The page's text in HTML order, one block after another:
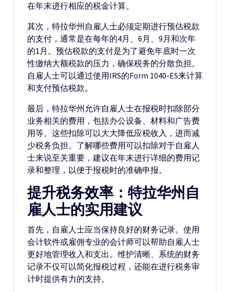
在年末进行相应的税金计算。
其次，特拉华州自雇人士必须定期进行预估税款
的支付，通常是在每年的4月、6月、9月和次年
的1月。预估税款的支付是为了避免年底时一次
性缴纳大额税款的压力，确保税务的分散负担。
自雇人士可以通过使用IRS的Form 1040-ES来计算
和支付预估税款。
最后，特拉华州允许自雇人士在报税时扣除部分
业务相关的费用，包括办公设备、材料和广告费
用等。这些扣除可以大大降低应税收入，进而减
少税务负担。了解哪些费用可以扣除对于自雇人
士来说至关重要，建议在年末进行详细的费用记
录和整理，以便于报税时的准确申报。
提升税务效率：特拉华州自
雇人士的实用建议
首先，自雇人士应当保持良好的财务记录。使用
会计软件或雇佣专业的会计师可以帮助自雇人士
更好地管理收入和支出。维护清晰、系统的财务
记录不仅可以简化报税过程，还能在进行税务审
计时提供有力的支持。